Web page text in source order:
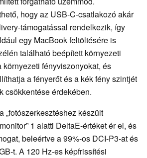
hogy az USB-C-csatlakozó akár
támogatással rendelkezik, így
egy MacBook feltöltésére is
található beépített környezeti
környezeti fényviszonyokat, és
a fényerőt és a kék fény szintjét
csökkentése érdekében.
„fotószerkesztéshez készült
1 alatti DeltaE-értéket ér el, és
beleértve a 99%-os DCI-P3-at és
t. A 120 Hz-es képfrissítési